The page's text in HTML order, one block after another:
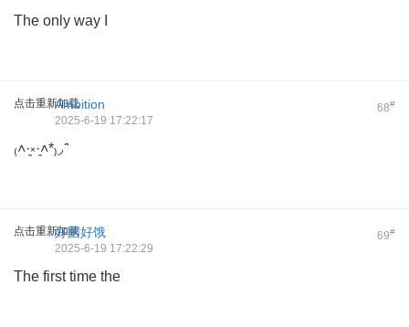
The only way I
点击重新加载 68#
Ambition
2025-6-19 17:22:17
₍˄·͈༝·͈˄*₎◞ ̑̑
点击重新加载 69#
好困好饿
2025-6-19 17:22:29
The first time the